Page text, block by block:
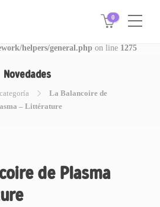
for foreach() in
wp-
helpers/general.php on line 1275
0
Novedades
La Balancoire de
– Littérature
de Plasma